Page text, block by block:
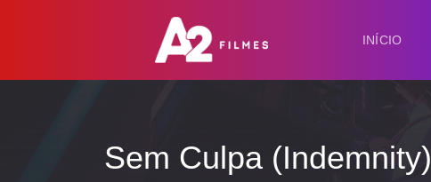
INÍCIO
Sem Culpa (Indemnity)